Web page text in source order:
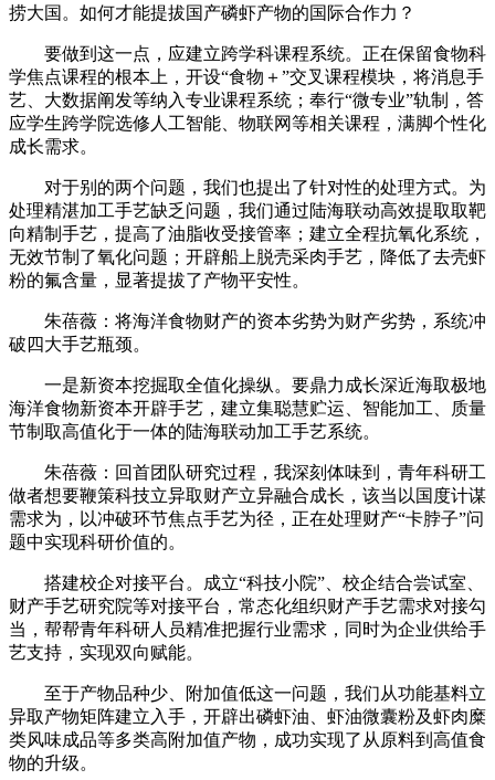
捞大国。如何才能提拔国产磷虾产物的国际合作力？
要做到这一点，应建立跨学科课程系统。正在保留食物科
学焦点课程的根本上，开设“食物＋”交叉课程模块，将消息手
艺、大数据阐发等纳入专业课程系统；奉行“微专业”轨制，答
应学生跨学院选修人工智能、物联网等相关课程，满脚个性化
成长需求。
对于别的两个问题，我们也提出了针对性的处理方式。为
处理精湛加工手艺缺乏问题，我们通过陆海联动高效提取取靶
向精制手艺，提高了油脂收受接管率；建立全程抗氧化系统，
无效节制了氧化问题；开辟船上脱壳采肉手艺，降低了去壳虾
粉的氟含量，显著提拔了产物平安性。
朱蓓薇：将海洋食物财产的资本劣势为财产劣势，系统冲
破四大手艺瓶颈。
一是新资本挖掘取全值化操纵。要鼎力成长深近海取极地
海洋食物新资本开辟手艺，建立集聪慧贮运、智能加工、质量
节制取高值化于一体的陆海联动加工手艺系统。
朱蓓薇：回首团队研究过程，我深刻体味到，青年科研工
做者想要鞭策科技立异取财产立异融合成长，该当以国度计谋
需求为，以冲破环节焦点手艺为径，正在处理财产“卡脖子”问
题中实现科研价值的。
搭建校企对接平台。成立“科技小院”、校企结合尝试室、
财产手艺研究院等对接平台，常态化组织财产手艺需求对接勾
当，帮帮青年科研人员精准把握行业需求，同时为企业供给手
艺支持，实现双向赋能。
至于产物品种少、附加值低这一问题，我们从功能基料立
异取产物矩阵建立入手，开辟出磷虾油、虾油微囊粉及虾肉糜
类风味成品等多类高附加值产物，成功实现了从原料到高值食
物的升级。